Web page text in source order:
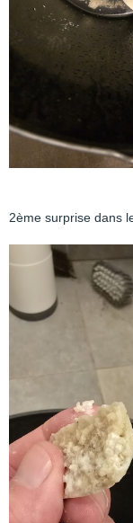
2ème surprise dans